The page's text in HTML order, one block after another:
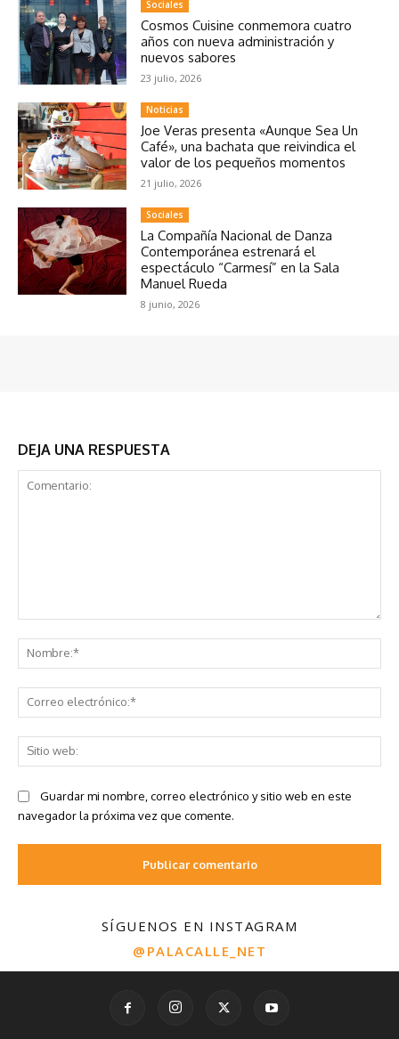
SÍGUENOS EN INSTAGRAM
@PALACALLE_NET